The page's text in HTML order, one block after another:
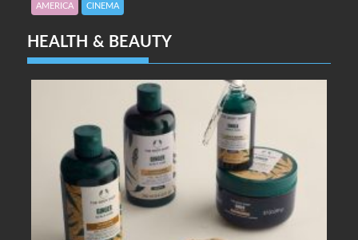
AMERICA CINEMA
HEALTH & BEAUTY